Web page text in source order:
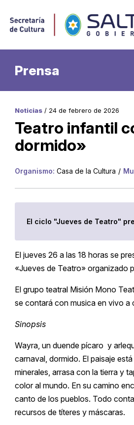
Prensa
Noticias / 24 de febrero de 2026
Teatro infantil
dormido»
Organismo: Casa de la Cultura /
El ciclo "Jueves de Teatro"
El jueves 26 a las 18 horas se
«Jueves de Teatro» organizado
El grupo teatral Misión Mono
se contará con musica en vivo a
Sinopsis
Wayra, un duende pícaro y
carnaval, dormido. El paisaje
minerales, arrasa con la tierra y
color al mundo. En su camino
canto de los pueblos. Todo
recursos de títeres y máscaras.